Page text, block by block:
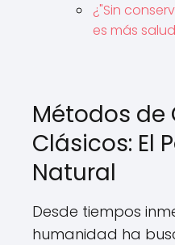
¿"Sin
es más
Métodos de
Clásicos: El
Natural
Desde tiempos
humanidad ha